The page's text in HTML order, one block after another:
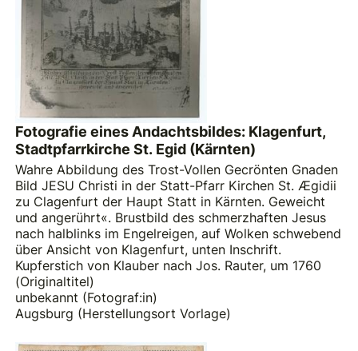
Fotografie eines Andachtsbildes: Klagenfurt,
Stadtpfarrkirche St. Egid (Kärnten)
Wahre Abbildung des Trost-Vollen Gecrönten Gnaden
Bild JESU Christi in der Statt-Pfarr Kirchen St. Ægidii
zu Clagenfurt der Haupt Statt in Kärnten. Geweicht
und angerührt«. Brustbild des schmerzhaften Jesus
nach halblinks im Engelreigen, auf Wolken schwebend
über Ansicht von Klagenfurt, unten Inschrift.
Kupferstich von Klauber nach Jos. Rauter, um 1760
(Originaltitel)
unbekannt (Fotograf:in)
Augsburg (Herstellungsort Vorlage)